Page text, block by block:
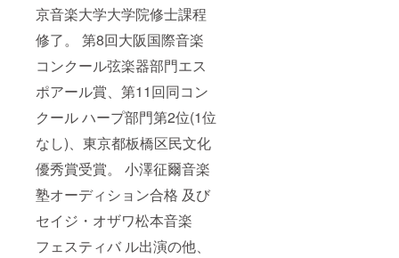
京音楽大学大学院修士課程
修了。 第8回大阪国際音楽
コンクール弦楽器部門エス
ポアール賞、第11回同コン
クール ハープ部門第2位(1位
なし)、東京都板橋区民文化
優秀賞受賞。 小澤征爾音楽
塾オーディション合格 及び
セイジ・オザワ松本音楽
フェスティバ ル出演の他、